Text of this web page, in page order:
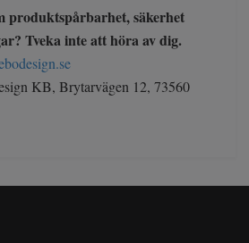
produktspårbarhet, säkerhet
Tveka inte att höra av dig.
KB, Brytarvägen 12, 73560